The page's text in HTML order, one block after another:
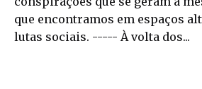
que encontramos em espaços
lutas sociais. ----- À volta dos...